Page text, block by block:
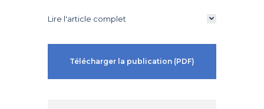
Lire l'article complet
Télécharger la publication (PDF)